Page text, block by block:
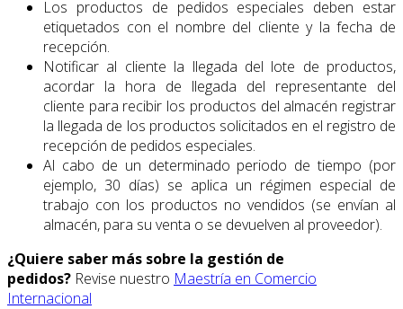
Los productos de pedidos especiales deben estar
etiquetados con el nombre del cliente y la fecha de
recepción.
Notificar al cliente la llegada del lote de productos,
acordar la hora de llegada del representante del
cliente para recibir los productos del almacén registrar
la llegada de los productos solicitados en el registro de
recepción de pedidos especiales.
Al cabo de un determinado periodo de tiempo (por
ejemplo, 30 días) se aplica un régimen especial de
trabajo con los productos no vendidos (se envían al
almacén, para su venta o se devuelven al proveedor).
¿Quiere saber más sobre la gestión de
pedidos? Revise nuestro Maestría en Comercio
Internacional